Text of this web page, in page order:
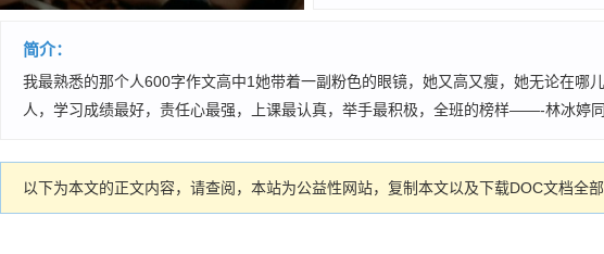
简介：
我最熟悉的那个人600字作文高中1她带着一副粉色的眼镜，她又高又瘦，她无论在
人，学习成绩最好，责任心最强，上课最认真，举手最积极，全班的榜样——-林冰婷同
以下为本文的正文内容，请查阅，本站为公益性网站，复制本文以及下载DOC文档全部